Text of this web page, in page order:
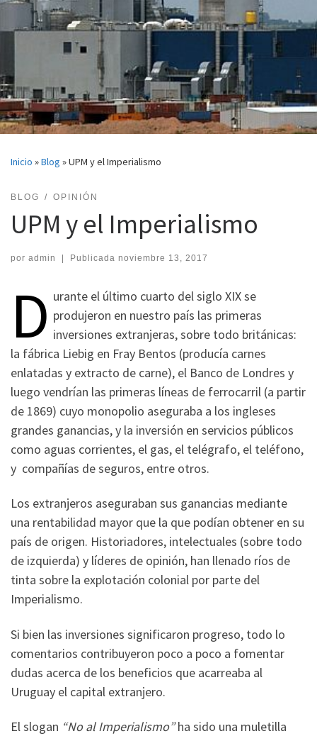
Inicio »Blog »UPM y el Imperialismo
BLOG OPINIÓN
UPM y el Imperialismo
por admin | Publicada noviembre 13, 2017
D urante el último cuarto del siglo XIX se
produjeron en nuestro país las primeras
inversiones extranjeras, sobre todo británicas:
la fábrica Liebig en Fray Bentos (producía carnes
enlatadas y extracto de carne), el Banco de Londres y
luego vendrían las primeras líneas de ferrocarril (a partir
de 1869) cuyo monopolio aseguraba a los ingleses
grandes ganancias, y la inversión en servicios públicos
como aguas corrientes, el gas, el telégrafo, el teléfono,
y compañías de seguros, entre otros.
Los extranjeros aseguraban sus ganancias mediante
una rentabilidad mayor que la que podían obtener en su
país de origen. Historiadores, intelectuales (sobre todo
de izquierda) y líderes de opinión, han llenado ríos de
tinta sobre la explotación colonial por parte del
Imperialismo.
Si bien las inversiones significaron progreso, todo lo
comentarios contribuyeron poco a poco a fomentar
dudas acerca de los beneficios que acarreaba al
Uruguay el capital extranjero.
El slogan “No al Imperialismo”ha sido una muletilla